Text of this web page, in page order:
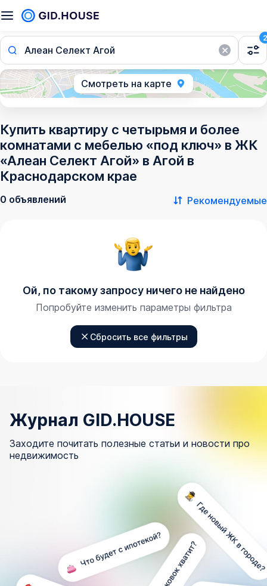
Алеан Селект Агой
2
Смотреть на карте
Купить квартиру с четырьмя и более
комнатами с мебелью «под ключ» в ЖК
«Алеан Селект Агой» в Агой в
Краснодарском крае
0 объявлений Рекомендуемые
Ой, по такому запросу ничего не найдено
Попробуйте изменить параметры фильтра
Сбросить все фильтры
Журнал GID.HOUSE
Заходите почитать полезные статьи и новости про
недвижимость